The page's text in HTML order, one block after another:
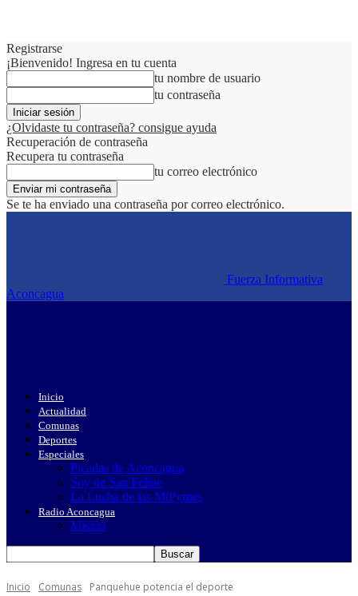
Registrarse
¡Bienvenido! Ingresa en tu cuenta
tu nombre de usuario
tu contraseña
¿Olvidaste tu contraseña? consigue ayuda
Recuperación de contraseña
Recupera tu contraseña
tu correo electrónico
Se te ha enviado una contraseña por correo electrónico.
Fuerza Informativa
Aconcagua
Inicio
Actualidad
Comunas
Deportes
Especiales
Picadas de Aconcagua
Soy de San Felipe
La Lucha de las MiPymes
Radio Aconcagua
Misión
Inicio Comunas Panquehue potencia el deporte